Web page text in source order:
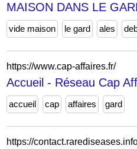
MAISON DANS LE
vide maison le gard ales
https://www.cap-affaires.fr/
Accueil - Réseau Cap
accueil cap affaires gard